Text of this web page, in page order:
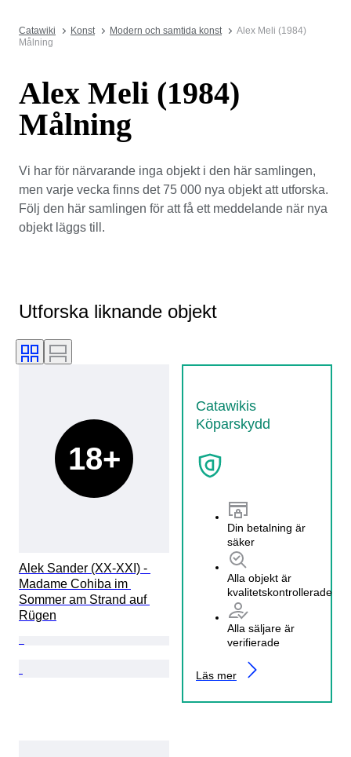
Catawiki Konst Modern och samtida konst
Alex Meli (1984)
Målning
Alex Meli (1984)
Målning
Vi har för närvarande inga objekt i den här samlingen,
men varje vecka finns det 75 000 nya objekt att utforska.
Följ den här samlingen för att få ett meddelande när nya
objekt läggs till.
Utforska liknande objekt
Catawikis
Köparskydd
Din betalning är
säker
Alla objekt är
kvalitetskontrollerade
Alla säljare är
verifierade
Läs mer
18+
Alek Sander (XX-XXI) -
Madame Cohiba im
Sommer am Strand auf
Rügen